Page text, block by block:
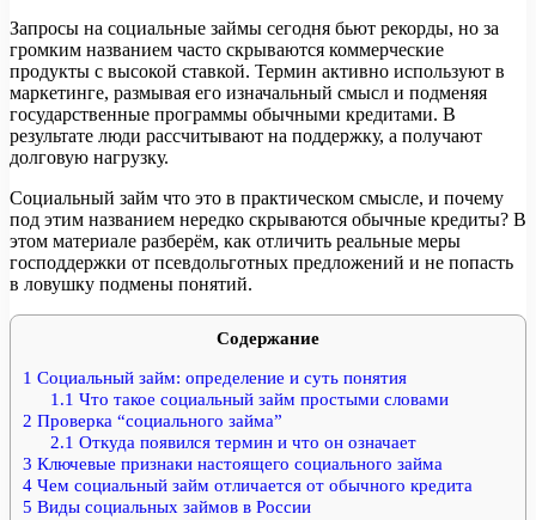
Запросы на социальные займы сегодня бьют рекорды, но за
громким названием часто скрываются коммерческие
продукты с высокой ставкой. Термин активно используют в
маркетинге, размывая его изначальный смысл и подменяя
государственные программы обычными кредитами. В
результате люди рассчитывают на поддержку, а получают
долговую нагрузку.
Социальный займ что это в практическом смысле, и почему
под этим названием нередко скрываются обычные кредиты? В
этом материале разберём, как отличить реальные меры
господдержки от псевдольготных предложений и не попасть
в ловушку подмены понятий.
Содержание
1 Социальный займ: определение и суть понятия
1.1 Что такое социальный займ простыми словами
2 Проверка “социального займа”
2.1 Откуда появился термин и что он означает
3 Ключевые признаки настоящего социального займа
4 Чем социальный займ отличается от обычного кредита
5 Виды социальных займов в России